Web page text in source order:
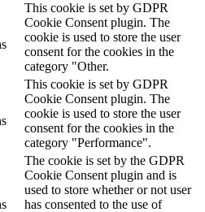
This cookie is set by GDPR
Cookie Consent plugin. The
cookie is used to store the user
consent for the cookies in the
category "Other.
This cookie is set by GDPR
Cookie Consent plugin. The
cookie is used to store the user
consent for the cookies in the
category "Performance".
The cookie is set by the GDPR
Cookie Consent plugin and is
used to store whether or not user
has consented to the use of